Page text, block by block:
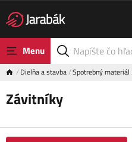
Menu
Dielňa a stavba Spotrebný materiál
Závitníky